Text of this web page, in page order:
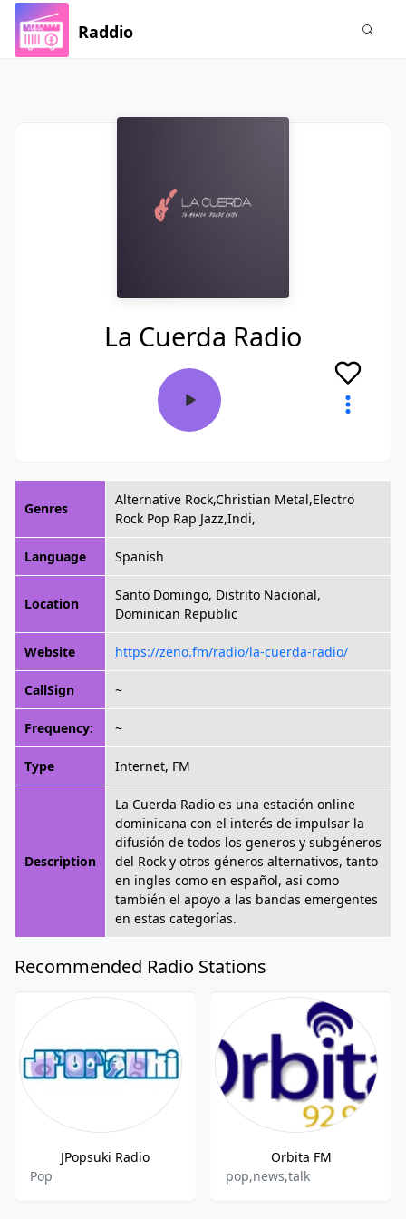
Raddio
La Cuerda Radio
Genres
Alternative Rock,Christian Metal,Electro
Rock Pop Rap Jazz,Indi,
Language Spanish
Location
Santo Domingo, Distrito Nacional,
Dominican Republic
Website https://zeno.fm/radio/la-cuerda-radio/
CallSign ~
Frequency: ~
Type Internet, FM
Description
La Cuerda Radio es una estación online
dominicana con el interés de impulsar la
difusión de todos los generos y subgéneros
del Rock y otros géneros alternativos, tanto
en ingles como en español, asi como
también el apoyo a las bandas emergentes
en estas categorías.
Recommended Radio Stations
JPopsuki Radio
Pop
Orbita FM
pop,news,talk